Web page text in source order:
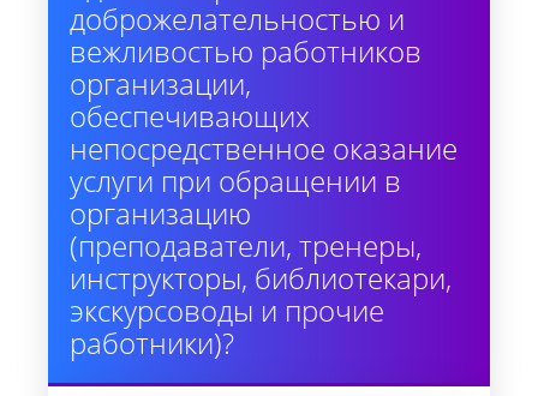
доброжелательностью и
вежливостью работников
организации,
обеспечивающих
непосредственное оказание
услуги при обращении в
организацию
(преподаватели, тренеры,
инструкторы, библиотекари,
экскурсоводы и прочие
работники)?